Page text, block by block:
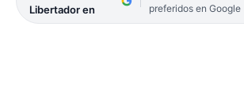
Libertador en
preferidos en Google